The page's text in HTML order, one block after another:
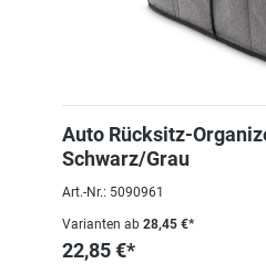
Auto Rücksitz-
Schwarz/Grau
Art.-Nr.: 5090961
Varianten ab 28,45 €*
22,85 €*